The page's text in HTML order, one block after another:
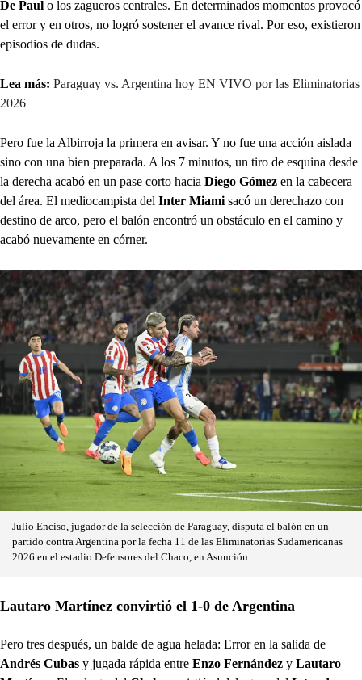
De Paul o los zagueros centrales. En determinados momentos provocó
el error y en otros, no logró sostener el avance rival. Por eso, existieron
episodios de dudas.
Lea más: Paraguay vs. Argentina hoy EN VIVO por las Eliminatorias
2026
Pero fue la Albirroja la primera en avisar. Y no fue una acción aislada
sino con una bien preparada. A los 7 minutos, un tiro de esquina desde
la derecha acabó en un pase corto hacia Diego Gómez en la cabecera
del área. El mediocampista del Inter Miami sacó un derechazo con
destino de arco, pero el balón encontró un obstáculo en el camino y
acabó nuevamente en córner.
Julio Enciso, jugador de la selección de Paraguay, disputa el balón en un
partido contra Argentina por la fecha 11 de las Eliminatorias Sudamericanas
2026 en el estadio Defensores del Chaco, en Asunción.
Lautaro Martínez convirtió el 1-0 de Argentina
Pero tres después, un balde de agua helada: Error en la salida de
Andrés Cubas y jugada rápida entre Enzo Fernández y Lautaro